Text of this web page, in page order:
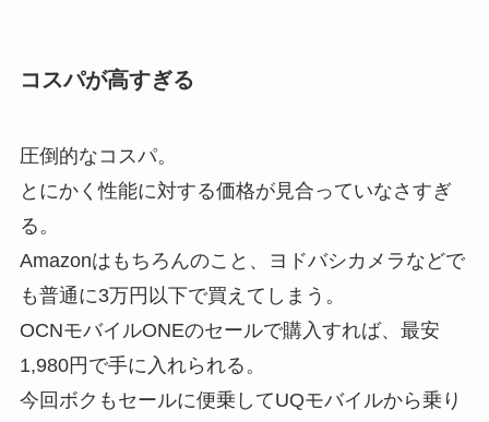
コスパが高すぎる
圧倒的なコスパ。
とにかく性能に対する価格が見合っていなさすぎ
る。
Amazonはもちろんのこと、ヨドバシカメラなどで
も普通に3万円以下で買えてしまう。
OCNモバイルONEのセールで購入すれば、最安
1,980円で手に入れられる。
今回ボクもセールに便乗してUQモバイルから乗り